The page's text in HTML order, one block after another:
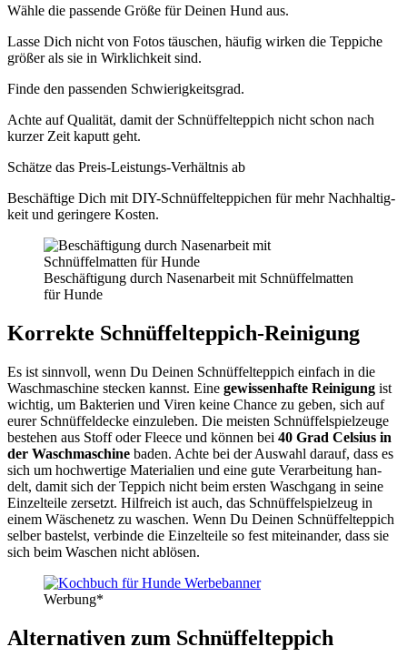
Wäh­le die pas­sen­de Grö­ße für Dei­nen Hund aus.
Las­se Dich nicht von Fotos täu­schen, häu­fig wir­ken die Tep­pi­che
grö­ßer als sie in Wirk­lich­keit sind.
Fin­de den pas­sen­den Schwie­rig­keits­grad.
Ach­te auf Qua­li­tät, damit der Schnüf­fel­tep­pich nicht schon nach
kur­zer Zeit kaputt geht.
Schät­ze das Preis-Leis­tungs-Ver­hält­nis ab
Beschäf­ti­ge Dich mit DIY-Schnüf­fel­tep­pi­chen für mehr Nach­hal­tig­
keit und gerin­ge­re Kos­ten.
Beschäf­ti­gung durch Nasen­ar­beit mit Schnüf­fel­mat­ten
für Hun­de
Kor­rek­te Schnüf­fel­tep­pich-Rei­ni­gung
Es ist sinn­voll, wenn Du Dei­nen Schnüf­fel­tep­pich ein­fach in die
Wasch­ma­schi­ne ste­cken kannst. Eine gewis­sen­haf­te Rei­ni­gung ist
wich­tig, um Bak­te­ri­en und Viren kei­ne Chan­ce zu geben, sich auf
eurer Schnüf­fel­de­cke ein­zu­le­ben. Die meis­ten Schnüf­fel­spiel­zeu­ge
bestehen aus Stoff oder Fleece und kön­nen bei 40 Grad Cel­si­us in
der Wasch­ma­schi­ne baden. Ach­te bei der Aus­wahl dar­auf, dass es
sich um hoch­wer­ti­ge Mate­ria­li­en und eine gute Ver­ar­bei­tung han­
delt, damit sich der Tep­pich nicht beim ers­ten Wasch­gang in sei­ne
Ein­zel­tei­le zer­setzt. Hilf­reich ist auch, das Schnüf­fel­spiel­zeug in
einem Wäsche­netz zu waschen. Wenn Du Dei­nen Schnüf­fel­tep­pich
sel­ber bas­telst, ver­bin­de die Ein­zel­tei­le so fest mit­ein­an­der, dass sie
sich beim Waschen nicht ablö­sen.
Wer­bung*
Alter­na­ti­ven zum Schnüf­fel­tep­pich